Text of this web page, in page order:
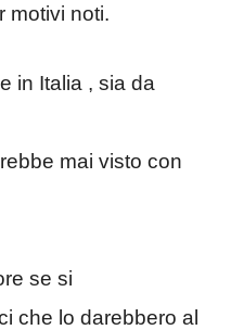
motivi noti.
in Italia , sia da
mai visto con
se si
che lo darebbero al